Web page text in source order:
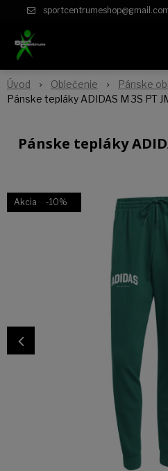
Úvod Oblečenie Pánske
Pánske tepláky ADIDAS M 3S PT
Pánske tepláky
Akcia -10%